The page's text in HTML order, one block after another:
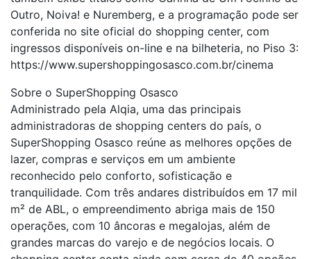
Outro, Noiva! e Nuremberg, e a programação pode ser
conferida no site oficial do shopping center, com
ingressos disponíveis on-line e na bilheteria, no Piso 3:
https://www.supershoppingosasco.com.br/cinema
Sobre o SuperShopping Osasco
Administrado pela Alqia, uma das principais
administradoras de shopping centers do país, o
SuperShopping Osasco reúne as melhores opções de
lazer, compras e serviços em um ambiente
reconhecido pelo conforto, sofisticação e
tranquilidade. Com três andares distribuídos em 17 mil
m² de ABL, o empreendimento abriga mais de 150
operações, com 10 âncoras e megalojas, além de
grandes marcas do varejo e de negócios locais. O